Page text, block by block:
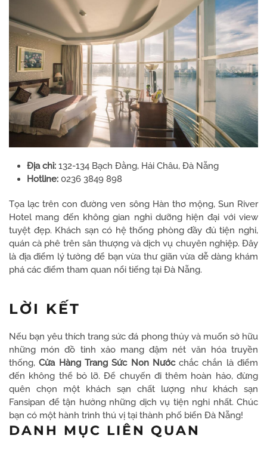
Địa chỉ: 132-134 Bạch Đằng, Hải Châu, Đà Nẵng
Hotline: 0236 3849 898
Tọa lạc trên con đường ven sông Hàn thơ mộng, Sun River
Hotel mang đến không gian nghỉ dưỡng hiện đại với view
tuyệt đẹp. Khách sạn có hệ thống phòng đầy đủ tiện nghi,
quán cà phê trên sân thượng và dịch vụ chuyên nghiệp. Đây
là địa điểm lý tưởng để bạn vừa thư giãn vừa dễ dàng khám
phá các điểm tham quan nổi tiếng tại Đà Nẵng.
LỜI KẾT
Nếu bạn yêu thích trang sức đá phong thủy và muốn sở hữu
những món đồ tinh xảo mang đậm nét văn hóa truyền
thống,Cửa Hàng Trang Sức Non Nướcchắc chắn là điểm
đến không thể bỏ lỡ. Để chuyến đi thêm hoàn hảo, đừng
quên chọn một khách sạn chất lượng như khách sạn
Fansipan để tận hưởng những dịch vụ tiện nghi nhất. Chúc
bạn có một hành trình thú vị tại thành phố biển Đà Nẵng!
DANH MỤC LIÊN QUAN